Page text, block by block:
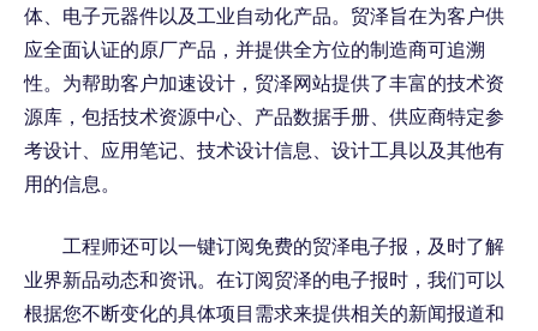
体、电子元器件以及工业自动化产品。贸泽旨在为客户供
应全面认证的原厂产品，并提供全方位的制造商可追溯
性。为帮助客户加速设计，贸泽网站提供了丰富的技术资
源库，包括技术资源中心、产品数据手册、供应商特定参
考设计、应用笔记、技术设计信息、设计工具以及其他有
用的信息。
工程师还可以一键订阅免费的贸泽电子报，及时了解
业界新品动态和资讯。在订阅贸泽的电子报时，我们可以
根据您不断变化的具体项目需求来提供相关的新闻报道和